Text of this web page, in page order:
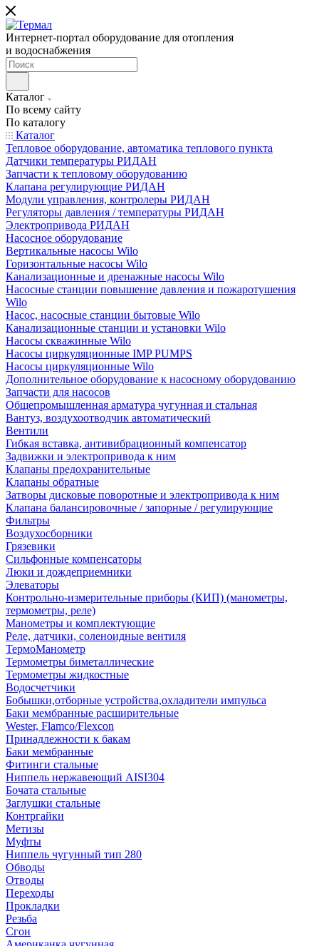
Интернет-портал оборудование для отопления
и водоснабжения
Каталог
По всему сайту
По каталогу
Каталог
Тепловое оборудование, автоматика теплового пункта
Датчики температуры РИДАН
Запчасти к тепловому оборудованию
Клапана регулирующие РИДАН
Модули управления, контролеры РИДАН
Регуляторы давления / температуры РИДАН
Электропривода РИДАН
Насосное оборудование
Вертикальные насосы Wilo
Горизонтальные насосы Wilo
Канализационные и дренажные насосы Wilo
Насосные станции повышение давления и пожаротушения
Wilo
Насос, насосные станции бытовые Wilo
Канализационные станции и установки Wilo
Насосы скважинные Wilo
Насосы циркуляционные IMP PUMPS
Насосы циркуляционные Wilo
Дополнительное оборудование к насосному оборудованию
Запчасти для насосов
Общепромышленная арматура чугунная и стальная
Вантуз, воздухоотводчик автоматический
Вентили
Гибкая вставка, антивибрационный компенсатор
Задвижки и электропривода к ним
Клапаны предохранительные
Клапаны обратные
Затворы дисковые поворотные и электропривода к ним
Клапана балансировочные / запорные / регулирующие
Фильтры
Воздухосборники
Грязевики
Сильфонные компенсаторы
Люки и дождеприемники
Элеваторы
Контрольно-измерительные приборы (КИП) (манометры,
термометры, реле)
Манометры и комплектующие
Реле, датчики, соленоидные вентиля
ТермоМанометр
Термометры биметаллические
Термометры жидкостные
Водосчетчики
Бобышки,отборные устройства,охладители импульса
Баки мембранные расширительные
Wester, Flamco/Flexcon
Принадлежности к бакам
Баки мембранные
Фитинги стальные
Ниппель нержавеющий AISI304
Бочата стальные
Заглушки стальные
Контргайки
Метизы
Муфты
Ниппель чугунный тип 280
Обводы
Отводы
Переходы
Прокладки
Резьба
Сгон